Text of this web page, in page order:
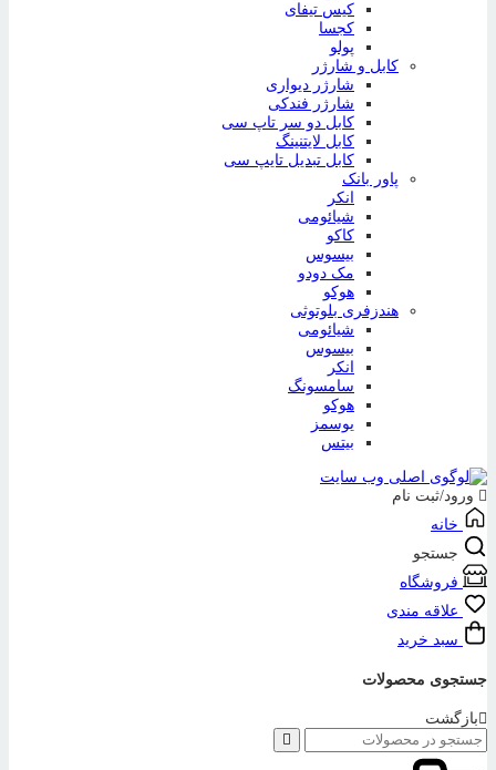
کیس تیفای
کجسا
پولو
کابل و شارژر
شارژر دیواری
شارژر فندکی
کابل دو سر تاپ سی
کابل لایتنینگ
کابل تبدیل تایپ سی
پاور بانک
انکر
شیائومی
کاکو
بیسوس
مک دودو
هوکو
هندزفری بلوتوثی
شیائومی
بیسوس
انکر
سامسونگ
هوکو
یوسمز
بیتس
ورود/ثبت نام
خانه
جستجو
فروشگاه
علاقه مندی
سبد خرید
جستجوی محصولات
بازگشت